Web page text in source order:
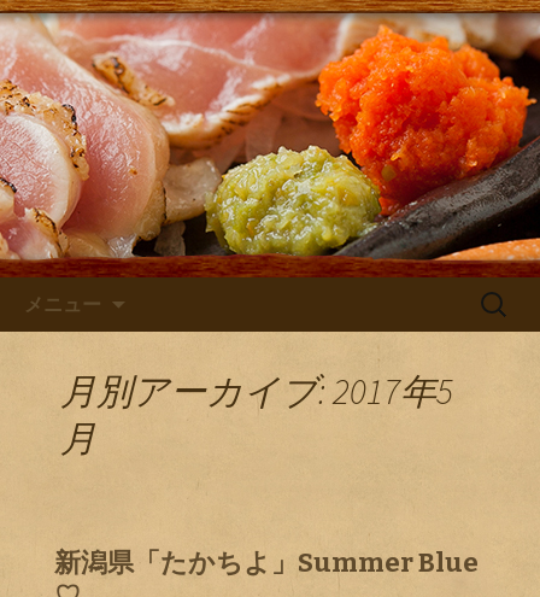
さけともまるひげブログ
大阪・庄内にある居酒屋「さけともま
るひげ」の店主が主に日本酒のン入荷
やお店のお知らせを発信するブログで
す！
メニュー
検
月別アーカイブ: 2017年5
月
新潟県「たかちよ」Summer Blue